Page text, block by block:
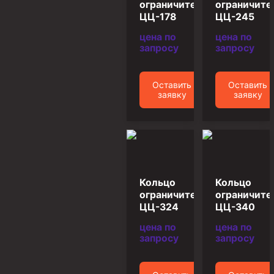
ограничительное
ЦЦ-178
цена по
запросу
Оставить
заявку
ЦЦ-245
цена по
запросу
Оставить
заявку
Кольцо
ограничительное
ЦЦ-324
цена по
запросу
Кольцо
ЦЦ-340
цена по
запросу